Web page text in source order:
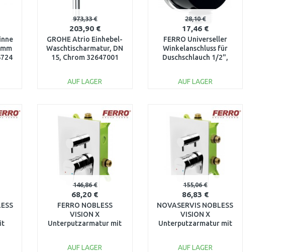
973,33 €
203,90 €
GROHE Atrio Einhebel-
Waschtischarmatur, DN
15, Chrom 32647001
AUF LAGER
Vergleichen
28,10 €
17,46 €
FERRO Universeller
Winkelanschluss für
Duschschlauch 1/2",
AUF LAGER
Vergleichen
146,86 €
68,20 €
FERRO NOBLESS
VISION X
Unterputzarmatur mit
AUF LAGER
155,06 €
86,83 €
NOVASERVIS NOBLESS
VISION X
Unterputzarmatur mit
AUF LAGER